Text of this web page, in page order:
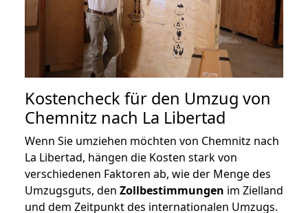
Kostencheck für den Umzug von
Chemnitz nach La Libertad
Wenn Sie umziehen möchten von Chemnitz nach
La Libertad, hängen die Kosten stark von
verschiedenen Faktoren ab, wie der Menge des
Umzugsguts, den Zollbestimmungen im Zielland
und dem Zeitpunkt des internationalen Umzugs.